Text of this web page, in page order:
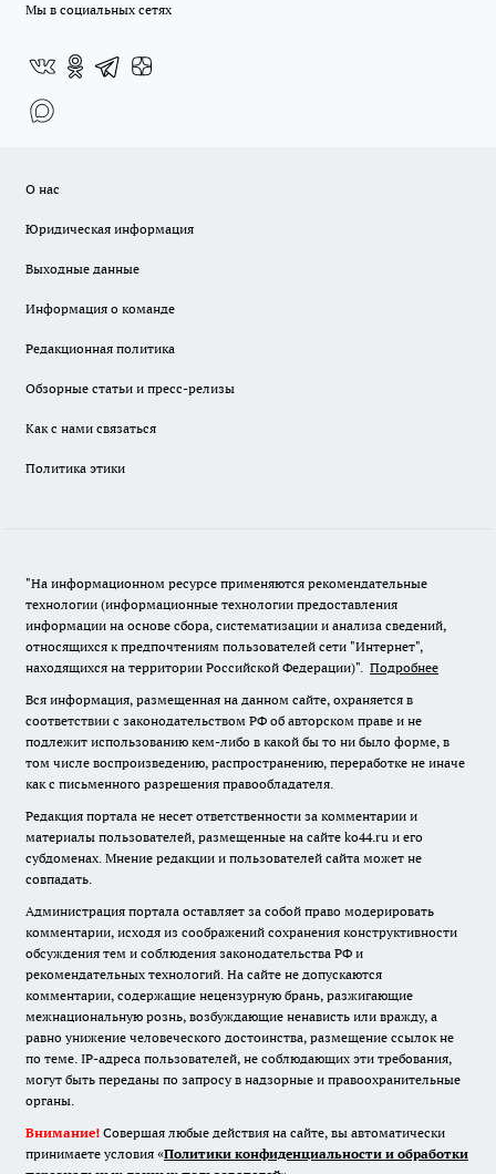
Мы в социальных сетях
О нас
Юридическая информация
Выходные данные
Информация о команде
Редакционная политика
Обзорные статьи и пресс-релизы
Как с нами связаться
Политика этики
"На информационном ресурсе применяются рекомендательные
технологии (информационные технологии предоставления
информации на основе сбора, систематизации и анализа сведений,
относящихся к предпочтениям пользователей сети "Интернет",
находящихся на территории Российской Федерации)". Подробнее
Вся информация, размещенная на данном сайте, охраняется в
соответствии с законодательством РФ об авторском праве и не
подлежит использованию кем-либо в какой бы то ни было форме, в
том числе воспроизведению, распространению, переработке не иначе
как с письменного разрешения правообладателя.
Редакция портала не несет ответственности за комментарии и
материалы пользователей, размещенные на сайте ko44.ru и его
субдоменах. Мнение редакции и пользователей сайта может не
совпадать.
Администрация портала оставляет за собой право модерировать
комментарии, исходя из соображений сохранения конструктивности
обсуждения тем и соблюдения законодательства РФ и
рекомендательных технологий. На сайте не допускаются
комментарии, содержащие нецензурную брань, разжигающие
межнациональную рознь, возбуждающие ненависть или вражду, а
равно унижение человеческого достоинства, размещение ссылок не
по теме. IP-адреса пользователей, не соблюдающих эти требования,
могут быть переданы по запросу в надзорные и правоохранительные
органы.
Внимание! Совершая любые действия на сайте, вы автоматически
принимаете условия «Политики конфиденциальности и обработки